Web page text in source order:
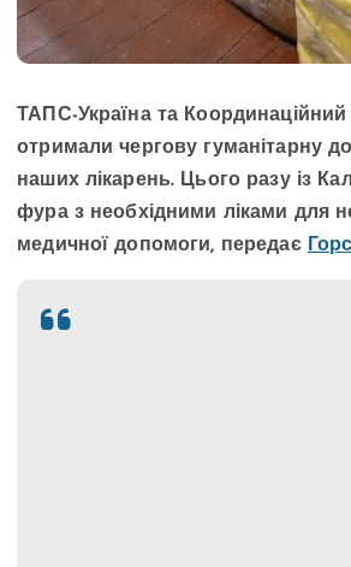
ТАПС-Україна та
отримали чергову гуманітарну
наших лікарень. Цього разу із
фура з необхідними ліками для
медичної допомоги, передає